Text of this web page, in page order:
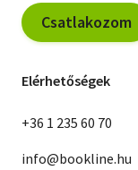
Csatlakozom
Elérhetőségek
+36 1 235 60 70
info@bookline.hu